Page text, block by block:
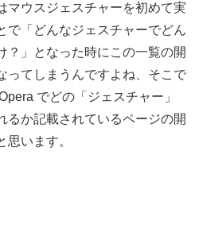
マウスジェスチャーを初めて実
で「どんなジェスチャーでどん
？」となった時にこの一覧の開
ってしまうんですよね、そこで
でどの「ジェスチャー」
るか記載されているページの開
思います。